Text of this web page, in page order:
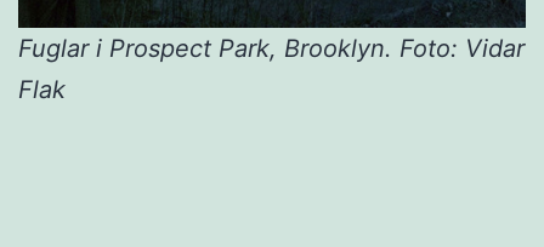
Fuglar i Prospect Park, Brooklyn. Foto: Vidar
Flak